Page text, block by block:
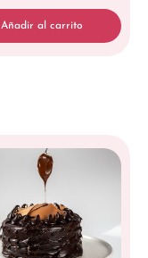
Añadir al carrito